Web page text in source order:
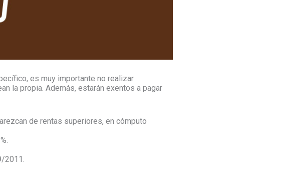
es muy importante no realizar
la propia. Además, estarán exentos a pagar
de rentas superiores, en cómputo